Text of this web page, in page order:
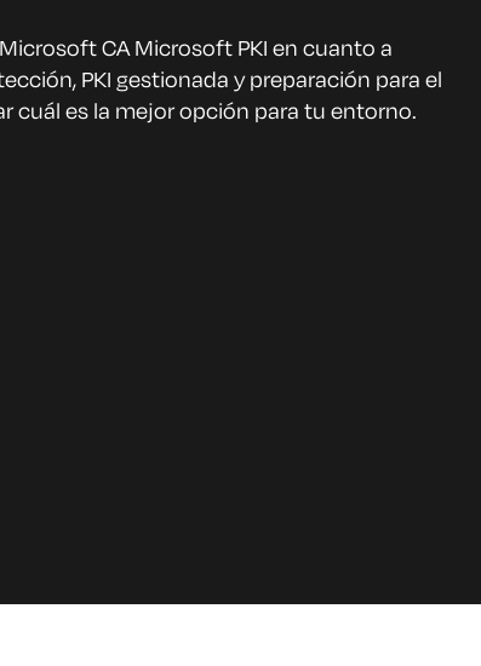
CA Microsoft PKI en cuanto a
PKI gestionada y preparación para el
cuál es la mejor opción para tu entorno.